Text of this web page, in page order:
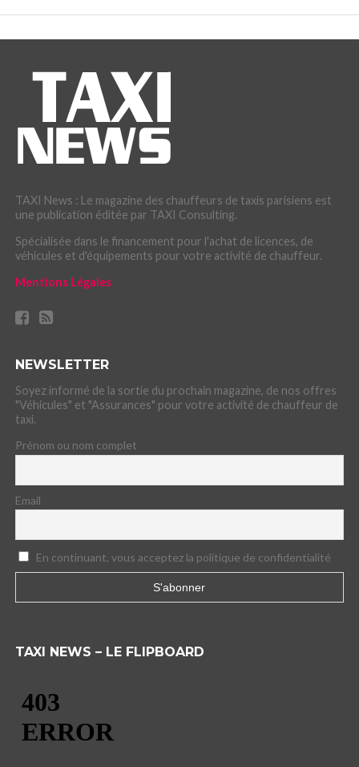
TAXI News : Le magazine des chauffeurs de taxis parisiens est
une publication éditée par TAXI Consulting.
Spécialisée dans le financement pour l'achat de licences, de
véhicules et d'équipements pour votre activité de chauffeur.
Mentions Légales
NEWSLETTER
Soyez informé de la sortie du prochain magazine, de nos offres
"Véhicules" et "Assurances" pour votre activité de chauffeur de
taxi.
Prénom ou nom complet
Email
En continuant, vous acceptez la politique de confidentialité
TAXI NEWS – LE FLIPBOARD